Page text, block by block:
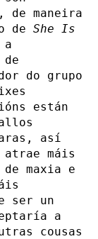
de maneira
de She Is
do grupo
están
así
máis
maxia e
ser un
a
cousas